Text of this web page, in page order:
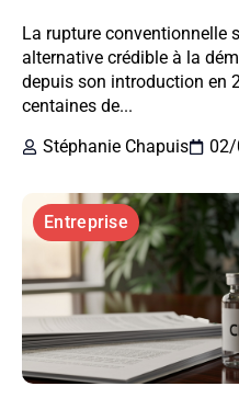
La rupture conventionnelle
alternative crédible à la
depuis son introduction en
centaines de...
Stéphanie Chapuis
Entreprise